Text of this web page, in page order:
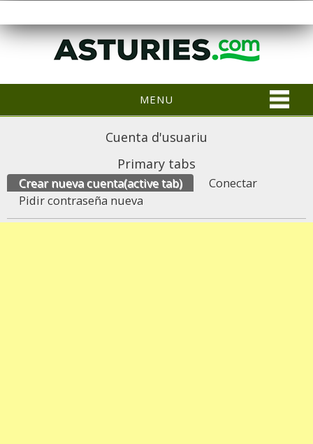
MENU
Cuenta d'usuariu
Primary tabs
Crear nueva cuenta(active tab)
Conectar
Pidir contraseña nueva